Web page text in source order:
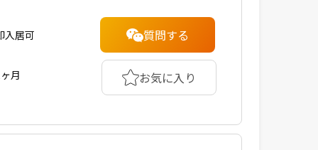
入居可
月
質問する
お気に入り